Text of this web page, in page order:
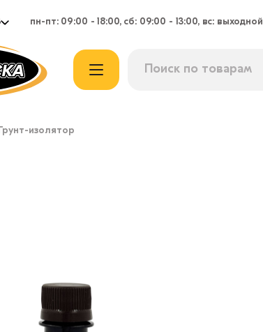
пн-пт: 09:00 - 18:00, сб: 09:00 - 13:00, вс: выходной
изолятор